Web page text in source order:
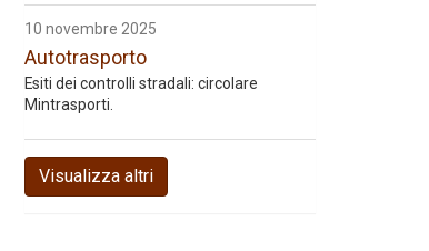
10 novembre 2025
Autotrasporto
Esiti dei controlli stradali: circolare
Mintrasporti.
Visualizza altri